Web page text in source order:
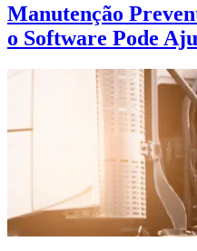
Manutenção
o Software Pode